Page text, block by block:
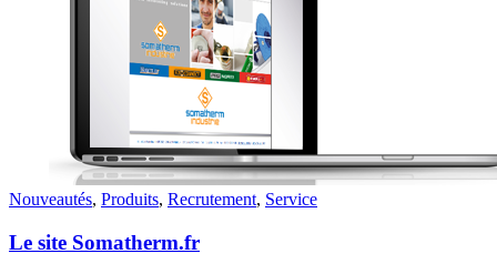
Nouveautés, Produits, Recrutement, Service
Le site Somatherm.fr